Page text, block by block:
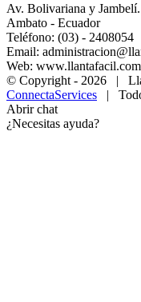
Av. Bolivariana y
Ambato - Ecuador
Teléfono: (03) - 2408054
Email:
Web:
© Copyright - 2026 |
ConnectaServices |
Abrir chat
¿Necesitas ayuda?